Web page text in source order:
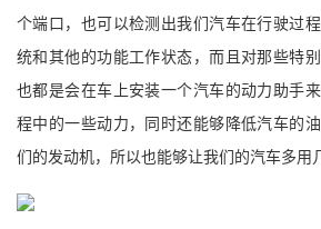
个端口，也可以检测出我们汽车在行驶过
统和其他的功能工作状态，而且对那些特
也都是会在车上安装一个汽车的动力助手
程中的一些动力，同时还能够降低汽车的
们的发动机，所以也能够让我们的汽车多用